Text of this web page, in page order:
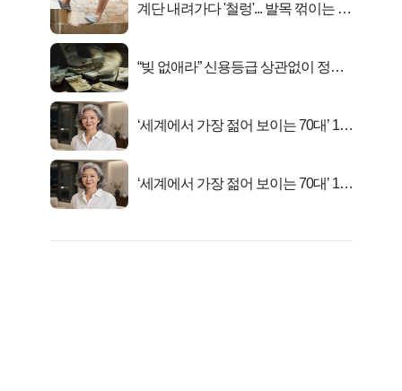
계단 내려가다 '철렁'... 발목 꺾이는 이
“빚 없애라” 신용등급 상관없이 정부
‘세계에서 가장 젊어 보이는 70대’ 1위
‘세계에서 가장 젊어 보이는 70대’ 1위